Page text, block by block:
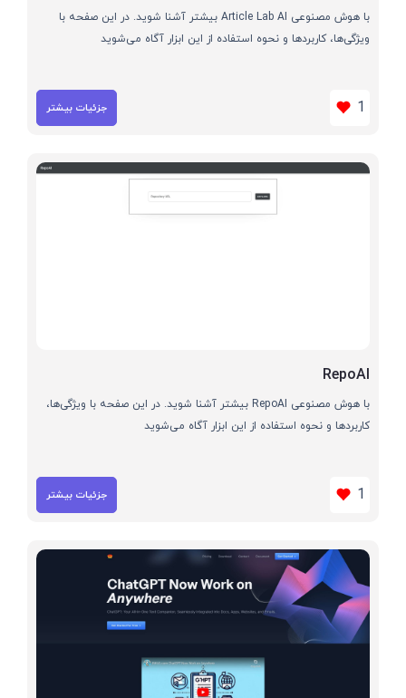
با هوش مصنوعی Article Lab AI بیشتر آشنا شوید. در این صفحه با
ویژگی‌ها، کاربردها و نحوه استفاده از این ابزار آگاه می‌شوید
1 جزئیات بیشتر
RepoAI
با هوش مصنوعی RepoAI بیشتر آشنا شوید. در این صفحه با ویژگی‌ها،
کاربردها و نحوه استفاده از این ابزار آگاه می‌شوید
1 جزئیات بیشتر